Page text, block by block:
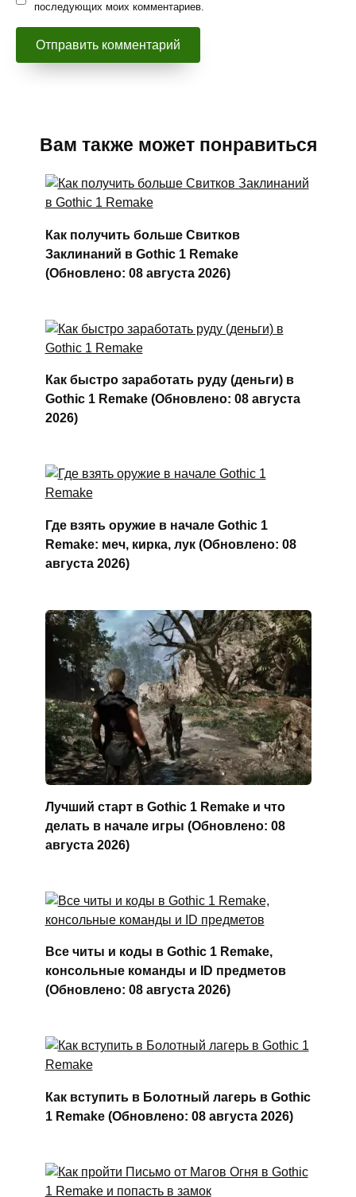
последующих моих комментариев.
Вам также может понравиться
Как получить больше Свитков
Заклинаний в Gothic 1 Remake
(Обновлено: 08 августа 2026)
Как быстро заработать руду (деньги) в
Gothic 1 Remake (Обновлено: 08 августа
2026)
Где взять оружие в начале Gothic 1
Remake: меч, кирка, лук (Обновлено: 08
августа 2026)
Лучший старт в Gothic 1 Remake и что
делать в начале игры (Обновлено: 08
августа 2026)
Все читы и коды в Gothic 1 Remake,
консольные команды и ID предметов
(Обновлено: 08 августа 2026)
Как вступить в Болотный лагерь в Gothic
1 Remake (Обновлено: 08 августа 2026)